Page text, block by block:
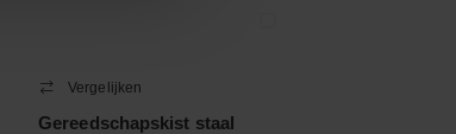
Vergelijken
Gereedschapskist staal